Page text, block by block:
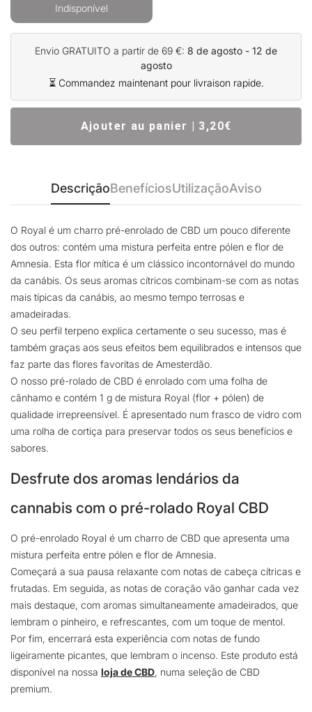
Indisponível
Envio GRATUITO a partir de 69 €: 8 de agosto - 12 de
agosto
⏳ Commandez maintenant pour livraison rapide.
Ajouter au panier | 3,20€
DescriçãoBenefíciosUtilizaçãoAviso
O Royal é um charro pré-enrolado de CBD um pouco diferente
dos outros: contém uma mistura perfeita entre pólen e flor de
Amnesia. Esta flor mítica é um clássico incontornável do mundo
da canábis. Os seus aromas cítricos combinam-se com as notas
mais típicas da canábis, ao mesmo tempo terrosas e
amadeiradas.
O seu perfil terpeno explica certamente o seu sucesso, mas é
também graças aos seus efeitos bem equilibrados e intensos que
faz parte das flores favoritas de Amesterdão.
O nosso pré-rolado de CBD é enrolado com uma folha de
cânhamo e contém 1 g de mistura Royal (flor + pólen) de
qualidade irrepreensível. É apresentado num frasco de vidro com
uma rolha de cortiça para preservar todos os seus benefícios e
sabores.
Desfrute dos aromas lendários da
cannabis com o pré-rolado Royal CBD
O pré-enrolado Royal é um charro de CBD que apresenta uma
mistura perfeita entre pólen e flor de Amnesia.
Começará a sua pausa relaxante com notas de cabeça cítricas e
frutadas. Em seguida, as notas de coração vão ganhar cada vez
mais destaque, com aromas simultaneamente amadeirados, que
lembram o pinheiro, e refrescantes, com um toque de mentol.
Por fim, encerrará esta experiência com notas de fundo
ligeiramente picantes, que lembram o incenso. Este produto está
disponível na nossa loja de CBD, numa seleção de CBD
premium.